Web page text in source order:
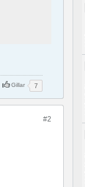
Gillar 7
#2